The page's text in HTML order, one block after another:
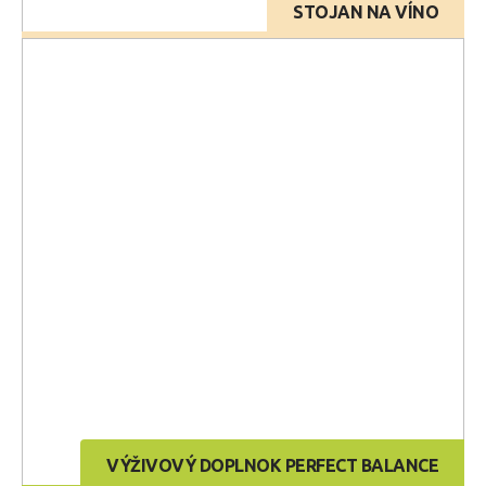
STOJAN NA VÍNO
VÝŽIVOVÝ DOPLNOK PERFECT BALANCE